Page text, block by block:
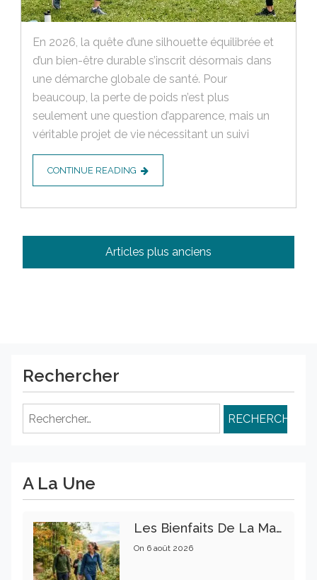
En 2026, la quête d’une silhouette équilibrée et
d’un bien-être durable s’inscrit désormais dans
une démarche globale de santé. Pour
beaucoup, la perte de poids n’est plus
seulement une question d’apparence, mais un
véritable projet de vie nécessitant un suivi
CONTINUE READING
Navigation
des
Articles plus anciens
Rechercher
Rechercher :
A La Une
Les Bienfaits De La Marche Sur La Santé Physique Et Mentale
On 6 août 2026